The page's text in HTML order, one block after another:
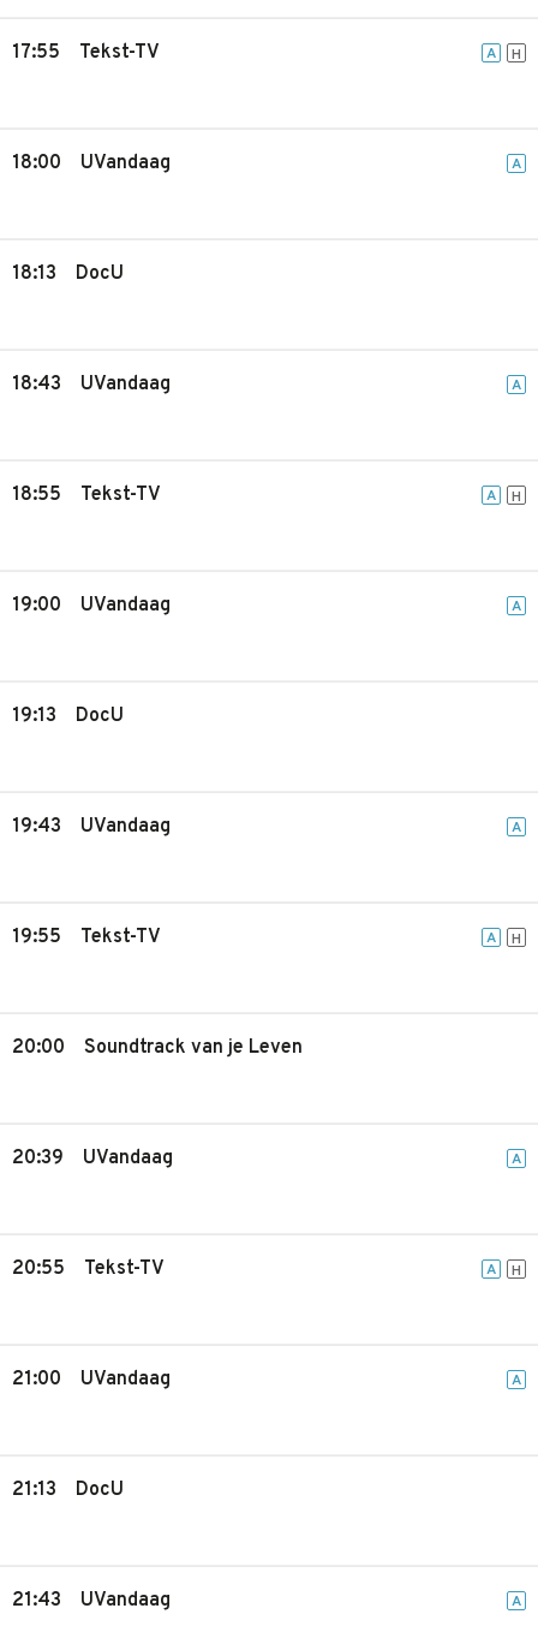
17:55 Tekst-TV A H
18:00 UVandaag A
18:13 DocU
18:43 UVandaag A
18:55 Tekst-TV A H
19:00 UVandaag A
19:13 DocU
19:43 UVandaag A
19:55 Tekst-TV A H
20:00 Soundtrack van je Leven
20:39 UVandaag A
20:55 Tekst-TV A H
21:00 UVandaag A
21:13 DocU
21:43 UVandaag A